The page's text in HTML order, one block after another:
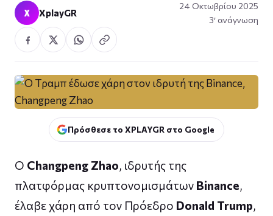
X XplayGR
24 Οκτωβρίου 2025
3′ ανάγνωση
Πρόσθεσε το XPLAYGR στο Google
Ο Changpeng Zhao, ιδρυτής της
πλατφόρμας κρυπτονομισμάτων Binance,
έλαβε χάρη από τον Πρόεδρο Donald Trump,